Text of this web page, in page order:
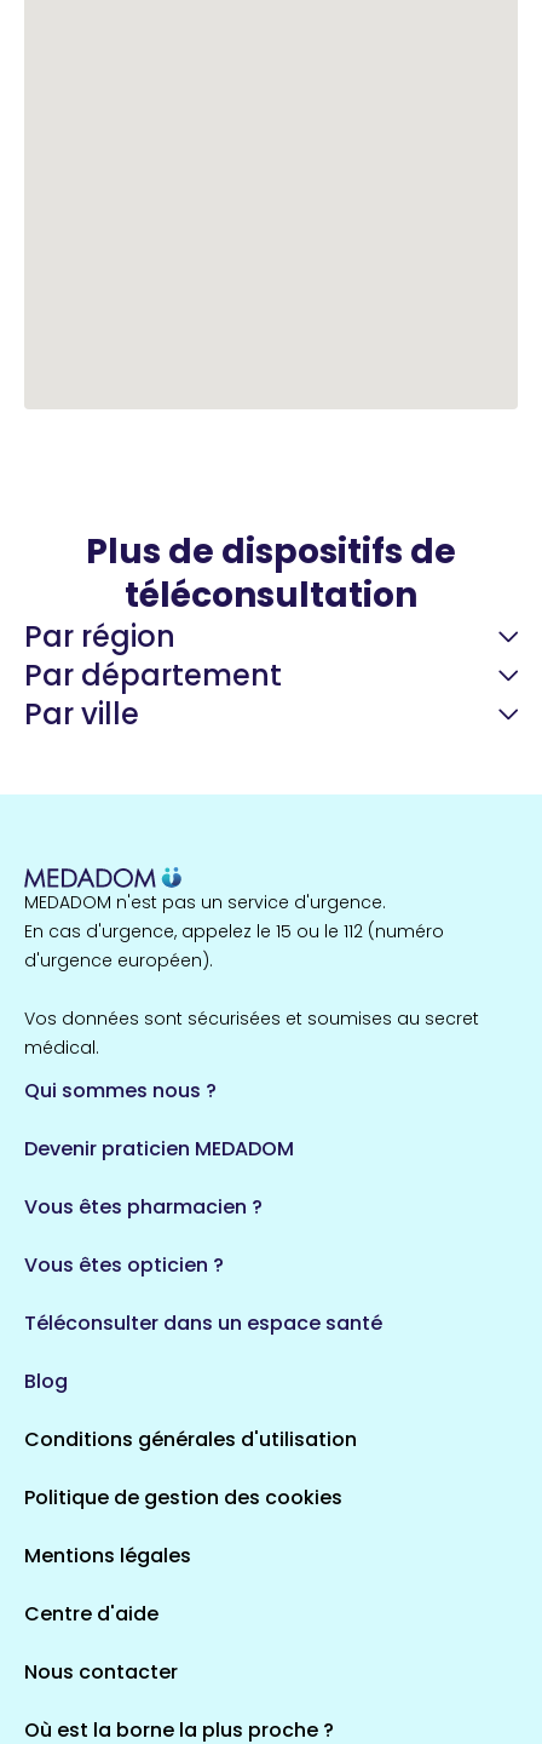
Plus de dispositifs de
téléconsultation
Par région
Île-de-France
857 espaces de santé
124 espaces de santé
Auvergne-Rhône-Alpes
720 espaces de santé
693 espaces de santé
324 espaces de santé
Par département
Côtes-d'Armor
Maine-et-Loire
Loiret
Loir-et-Cher
36 espaces de santé
Par ville
1 espaces de santé
1 espaces de santé
Saint-Agathon
MEDADOM n'est pas un service d'urgence.
En cas d'urgence, appelez le 15 ou le 112 (numéro
d'urgence européen).
Vos données sont sécurisées et soumises au secret
médical.
Qui sommes nous ?
Devenir praticien MEDADOM
Vous êtes pharmacien ?
Vous êtes opticien ?
Téléconsulter dans un espace santé
Blog
Conditions générales d'utilisation
Politique de gestion des cookies
Mentions légales
Centre d'aide
Nous contacter
Où est la borne la plus proche ?